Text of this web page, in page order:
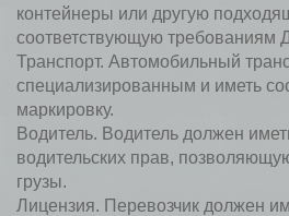
контейнеры или другую
соответствующую требованиям
Транспорт. Автомобильный
специализированным и иметь
маркировку.
Водитель. Водитель должен
водительских прав,
грузы.
Лицензия. Перевозчик должен